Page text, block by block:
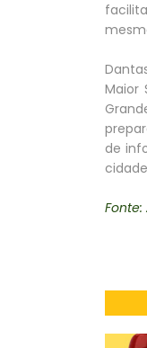
Maior
de
Fonte: